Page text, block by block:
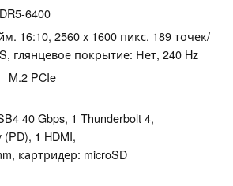
6400
16:10, 2560 x 1600 пикс. 189 точек/
глянцевое покрытие: Нет, 240 Hz
M.2 PCIe
40 Gbps, 1 Thunderbolt 4,
(PD), 1 HDMI,
картридер: microSD